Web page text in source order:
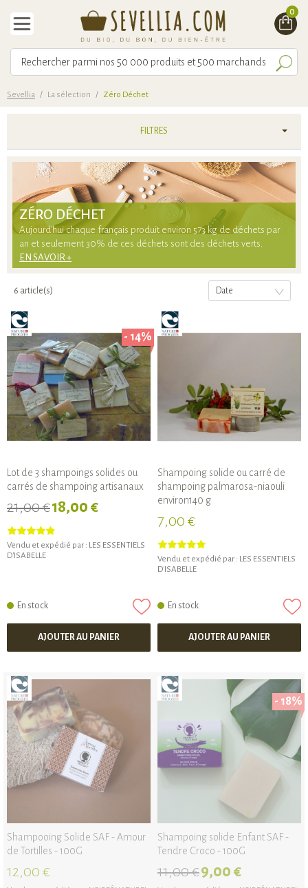
0
Sevellia / La sélection / Zéro Déchet
FILTRES
ZÉRO DÉCHET
Aujourd’hui chaque français produit environ 573 kg de déchets par
an et seulement 30% de ces déchets sont des déchets verts.
EN SAVOIR +
6 article(s) Date
- 14%
Lot de 3 shampoings solides ou
carrés de shampoing artisanaux
21,00 €18,00 €
Vendu et expédié par : LES ESSENTIELS
D'ISABELLE
En stock
AJOUTER AU PANIER
Shampoing solide ou carré de
shampoing palmarosa-niaouli
environ140 g
7,00 €
Vendu et expédié par : LES ESSENTIELS
D'ISABELLE
En stock
AJOUTER AU PANIER
Shampooing Solide SAF - Amour
de Tortilles - 100G
12,00 €
- 18%
Shampoing solide Enfant SAF -
Tendre Croco - 100G
11,00 €9,00 €